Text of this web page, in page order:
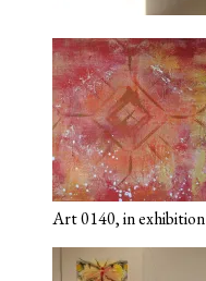
Art 0140, in exhibition